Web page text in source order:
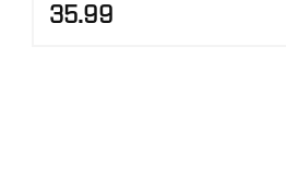
35.99